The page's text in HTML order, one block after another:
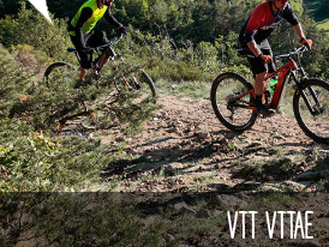
VTT VTTAE